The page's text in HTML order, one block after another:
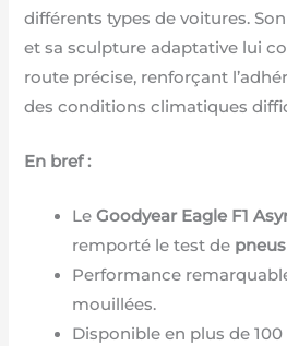
différents types de voitures.
et sa sculpture adaptative lui
route précise, renforçant
des conditions climatiques
En bref :
LeGoodyear Eagle F1
remporté le test de
Performance
mouillées.
Disponible en plus de